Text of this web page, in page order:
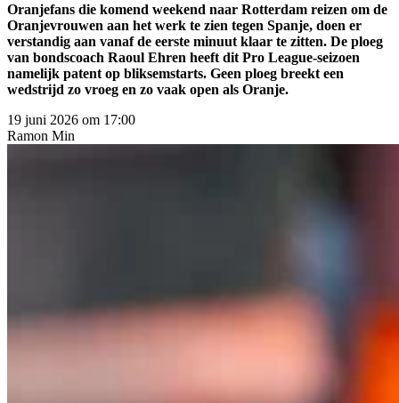
Oranjefans die komend weekend naar Rotterdam reizen om de
Oranjevrouwen aan het werk te zien tegen Spanje, doen er
verstandig aan vanaf de eerste minuut klaar te zitten. De ploeg
van bondscoach Raoul Ehren heeft dit Pro League-seizoen
namelijk patent op bliksemstarts. Geen ploeg breekt een
wedstrijd zo vroeg en zo vaak open als Oranje.
19 juni 2026 om 17:00
Ramon Min